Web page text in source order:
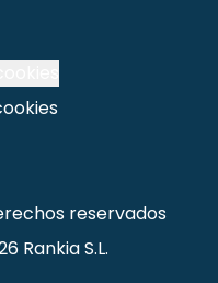
reservados
Rankia S.L.